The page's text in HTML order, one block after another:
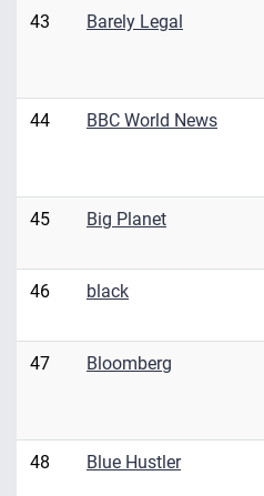
43 Barely Legal
44 BBC World News
45 Big Planet
46 black
47 Bloomberg
48 Blue Hustler